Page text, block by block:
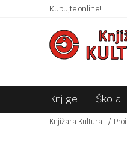
Kupujte online!
Knjige Škola
Knjižara Kultura